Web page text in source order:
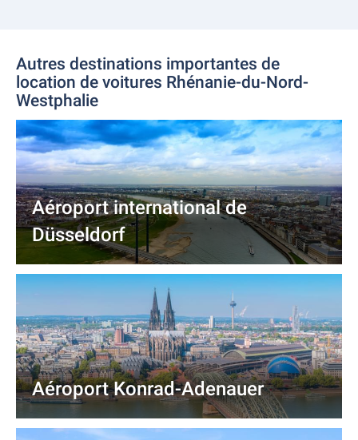
Autres destinations importantes de
location de voitures Rhénanie-du-Nord-
Westphalie
Aéroport international de
Düsseldorf
Aéroport Konrad-Adenauer